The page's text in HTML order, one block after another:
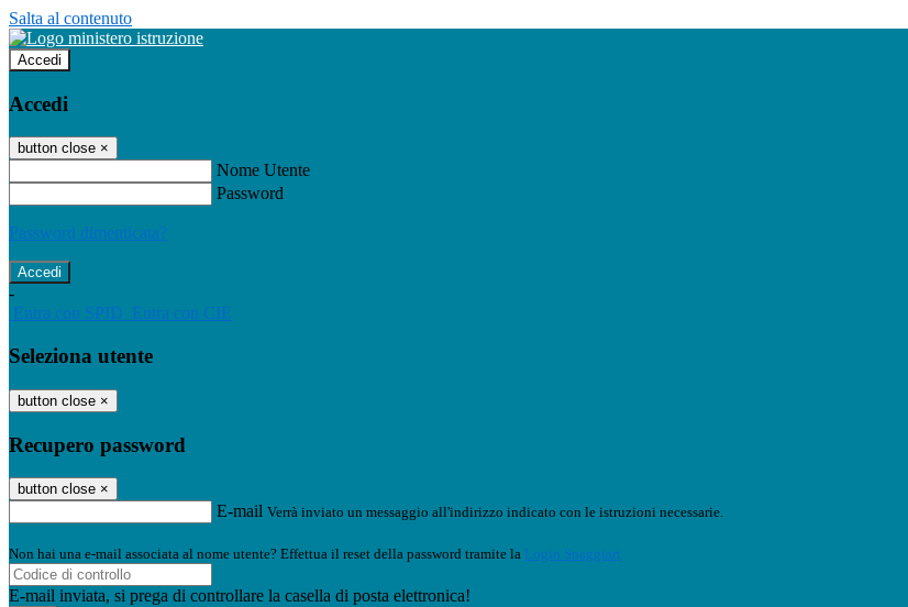
Salta al contenuto
Accedi
Accedi
button close ×
Nome Utente
Password
Password dimenticata?
-
Entra con SPID Entra con CIE
Seleziona utente
button close ×
Recupero password
button close ×
E-mail Verrà inviato un messaggio all'indirizzo indicato con le istruzioni necessarie.
Non hai una e-mail associata al nome utente? Effettua il reset della password tramite la Login Spaggiari
E-mail inviata, si prega di controllare la casella di posta elettronica!